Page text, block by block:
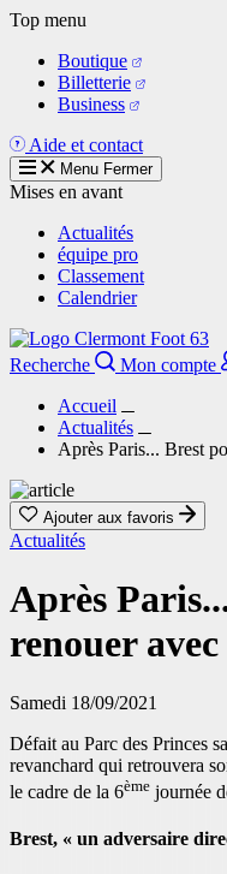
Aller
contenu
principal
Top menu
Boutique
Billetterie
Business
Aide et contact
Menu Fermer
Mises en avant
Actualités
équipe pro
Classement
Calendrier
Recherche
Mon compte
Accueil
Actualités
Après Paris... Brest
Ajouter aux favoris
Actualités
Après
renouer avec
Samedi 18/09/2021
Défait au Parc des Princes
revanchard qui retrouvera
le cadre de la 6ème journée
Brest, « un adversaire